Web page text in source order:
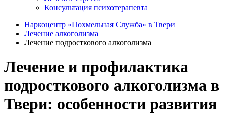
Консультация психотерапевта
Наркоцентр «Похмельная Служба» в Твери
Лечение алкоголизма
Лечение подросткового алкоголизма
Лечение и профилактика
подросткового алкоголизма в
Твери: особенности развития